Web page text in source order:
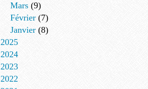
Mars (9)
Février (7)
Janvier (8)
2025
2024
2023
2022